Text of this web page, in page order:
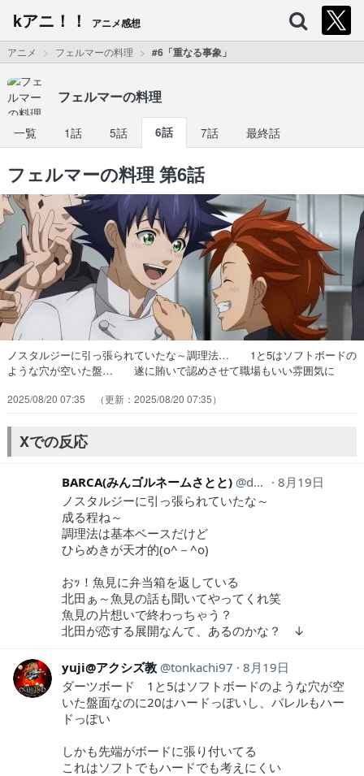
kアニ！！ アニメ感想
アニメ フェルマーの料理 #6「重なる事象」
フェルマーの料理
一覧 1話 5話 6話 7話 最終話
フェルマーの料理 第6話
ノスタルジーに引っ張られていたな～調理法… 1と5はソフトボードの
ような穴が空いた盤… 遂に賄いで認めさせて職場もいい雰囲気に
ときには寧々さんには言ってい… 【本日、視聴したアニメ】海さん優
郎、地味な脇役かと思ってたら誰よ… 賄いなのに手間かかるな。次は
坊主を倒す感… さすが皆さん、料理人だけあって食レポがう…
2025/08/20 07:35 2025/08/20 07:35
Xでの反応
BARCA(みんゴルネームさとと) da14barca
8月19日
ノスタルジーに引っ張られていたな～
成る程ね～
調理法は基本ベースだけど
ひらめきが天才的(o^－^o)
おｯ！魚見に弁当箱を返している
北田ぁ～魚見の話も聞いてやってくれ笑
魚見の片想いで終わっちゃう？
北田が恋する展開なんて、あるのかな？ ↓
yuji@アクシズ教 tonkachi97
8月19日
ダーツボード 1と5はソフトボードのような穴が空
いた盤面なのに20はハードっぽいし、バレルもハー
ドっぽい
しかも先端がボードに張り付いてる
これはソフトでもハードでも考えにくい